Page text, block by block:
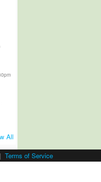
All
| Terms of Service